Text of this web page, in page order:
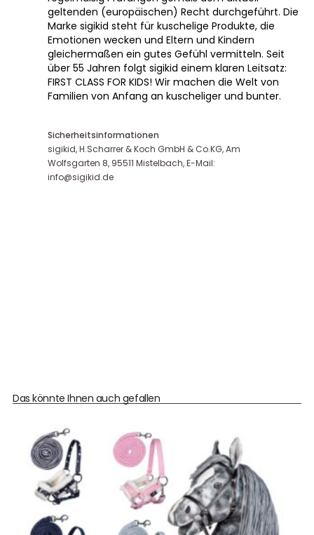
geltenden (europäischen) Recht durchgeführt. Die
Marke sigikid steht für kuschelige Produkte, die
Emotionen wecken und Eltern und Kindern
gleichermaßen ein gutes Gefühl vermitteln. Seit
über 55 Jahren folgt sigikid einem klaren Leitsatz:
FIRST CLASS FOR KIDS! Wir machen die Welt von
Familien von Anfang an kuscheliger und bunter.
Sicherheitsinformationen
sigikid, H.Scharrer & Koch GmbH & Co.KG, Am
Wolfsgarten 8, 95511 Mistelbach, E-Mail:
info@sigikid.de
Das könnte Ihnen auch gefallen